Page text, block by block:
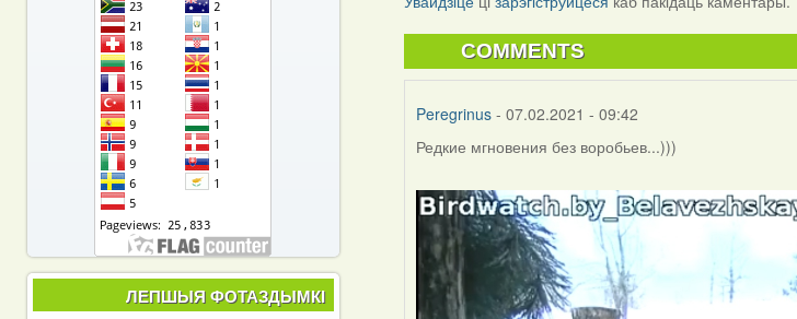
COMMENTS
Peregrinus - 07.02.2021 - 09:42
Редкие мгновения без воробьев...)))
ЛЕПШЫЯ ФОТАЗДЫМКІ